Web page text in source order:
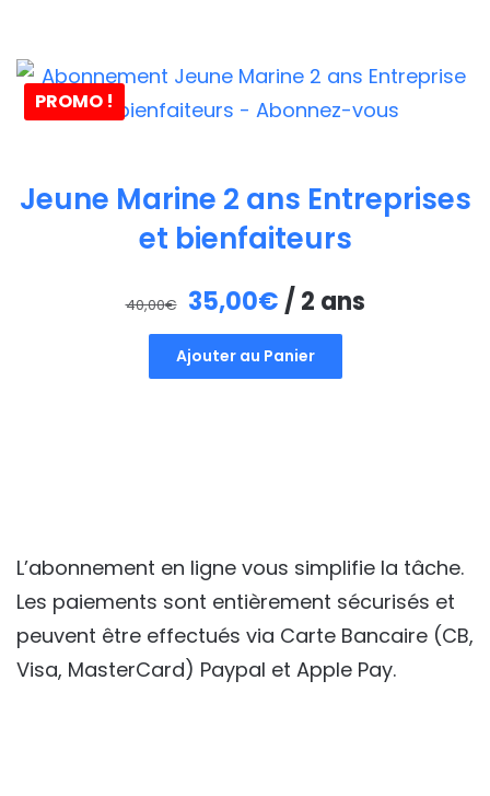
PROMO !
Jeune Marine 2 ans Entreprises
et bienfaiteurs
40,00€
Le
prix
initial
35,00€Le
prix
actuel
/ 2 ans
Ajouter au Panier
L’abonnement en ligne vous simplifie la tâche.
Les paiements sont entièrement sécurisés et
peuvent être effectués via Carte Bancaire (CB,
Visa, MasterCard) Paypal et Apple Pay.